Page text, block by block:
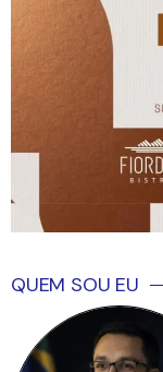
QUEM SOU EU